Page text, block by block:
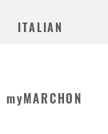
ITALIAN
myMARCHON